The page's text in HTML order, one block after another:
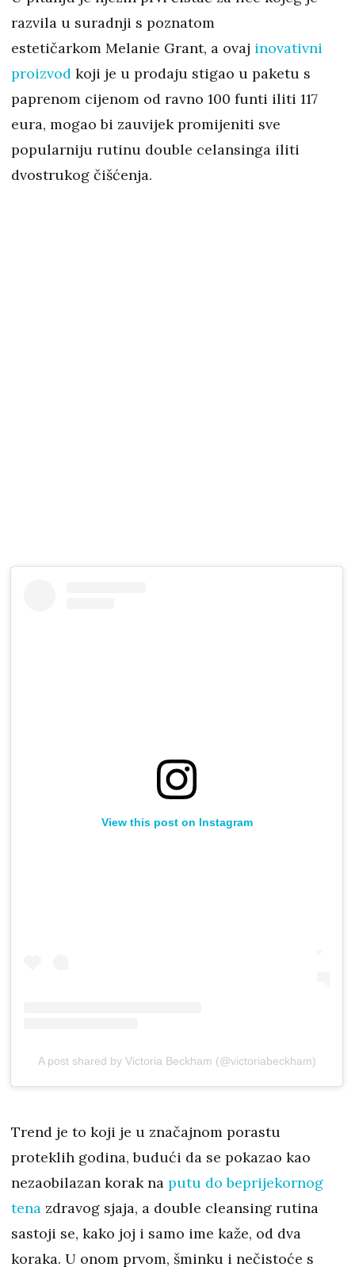
razvila u suradnji s poznatom
estetičarkom Melanie Grant, a ovaj inovativni
proizvod koji je u prodaju stigao u paketu s
paprenom cijenom od ravno 100 funti iliti 117
eura, mogao bi zauvijek promijeniti sve
popularniju rutinu double celansinga iliti
dvostrukog čišćenja.
View this post on Instagram
A post shared by Victoria Beckham (@victoriabeckham)
Trend je to koji je u značajnom porastu
proteklih godina, budući da se pokazao kao
nezaobilazan korak na putu do beprijekornog
tena zdravog sjaja, a double cleansing rutina
sastoji se, kako joj i samo ime kaže, od dva
koraka. U onom prvom, šminku i nečistoće s